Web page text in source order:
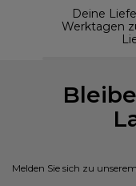
Deine
Werktagen
Melden Sie sich zu